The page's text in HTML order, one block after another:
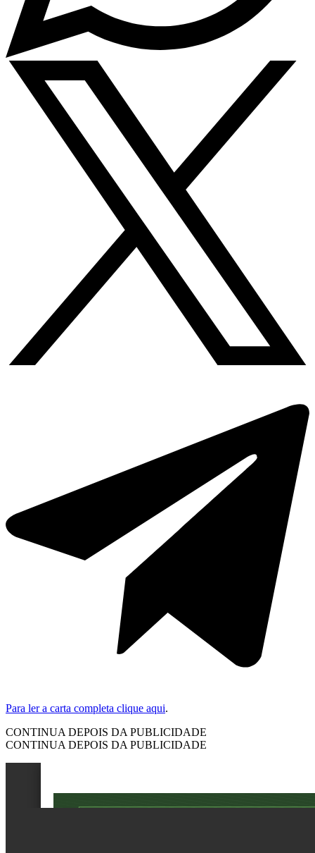
Para ler a carta completa clique aqui.
CONTINUA DEPOIS DA PUBLICIDADE
CONTINUA DEPOIS DA PUBLICIDADE